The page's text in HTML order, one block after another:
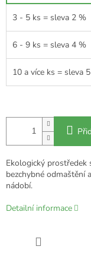
3 - 5 ks = sleva 2 %
6 - 9 ks = sleva 4 %
10 a více ks = sleva
Ekologický prostředek
bezchybné odmaštění
nádobí.
Detailní informace